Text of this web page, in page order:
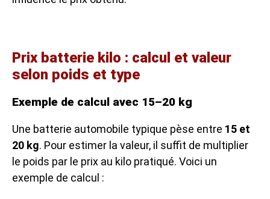
Prix batterie kilo : calcul et valeur
selon poids et type
Exemple de calcul avec 15–20 kg
Une batterie automobile typique pèse entre 15 et
20 kg. Pour estimer la valeur, il suffit de multiplier
le poids par le prix au kilo pratiqué. Voici un
exemple de calcul :